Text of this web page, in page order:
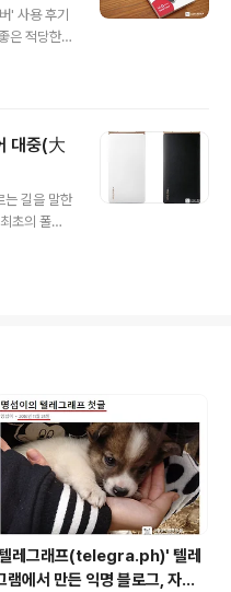
' 사용 후기
은 적당한
은 집안에
청을 했다.
퀵커버
있겠지만
가기) G패
, 가정용
활용편',
대중(大
는 길을 말한
초의 폴더
이 대중화
것이기도
히 버전업
셀러 제품
자, 주소
튼으로 처
레그래프(telegra.ph)' 텔레
램에서 만든 익명 블로그, 자유